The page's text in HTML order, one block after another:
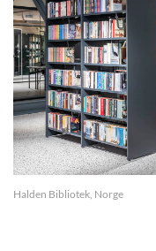
Halden Bibliotek, Norge